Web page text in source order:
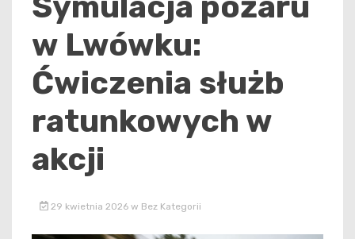
w Lwówku:
Ćwiczenia służb
ratunkowych w
akcji
29 kwietnia 2026 w Bez Kategorii